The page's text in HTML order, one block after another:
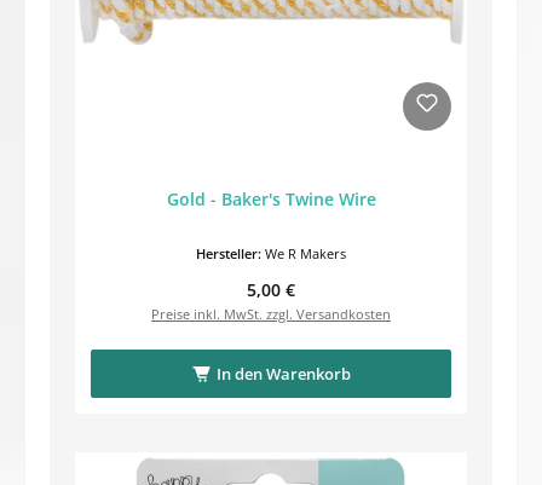
Gold - Baker's Twine Wire
Hersteller: We R Makers
Regulärer Preis:
5,00 €
Preise inkl. MwSt. zzgl. Versandkosten
In den Warenkorb